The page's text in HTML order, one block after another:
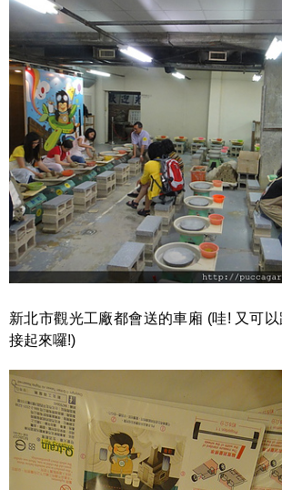
新北市觀光工廠都會送的車廂 (哇! 又可
接起來囉!)